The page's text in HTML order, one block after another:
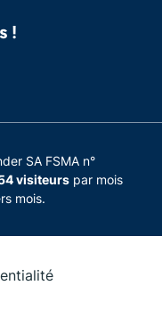
!
SA FSMA n°
visiteurs par mois
mois.